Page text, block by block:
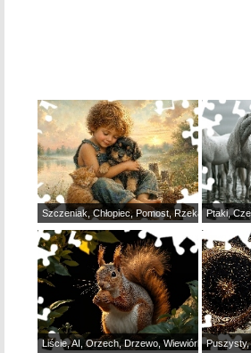
Szczeniak, Chłopiec, Pomost, Rzeka, Kot, Pies
Ptaki,
Liście, AI, Orzech, Drzewo, WiewiórkaPuszysty,